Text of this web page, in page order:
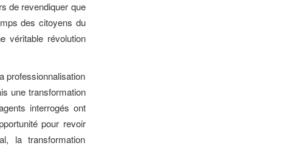
de revendiquer que
des citoyens du
véritable révolution
professionnalisation
une transformation
interrogés ont
pour revoir
la transformation